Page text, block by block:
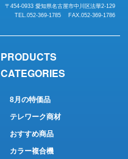
〒454-0933 愛知県名古屋市中川区法華2-129
TEL.052-369-1785 FAX.052-369-1786
PRODUCTS
CATEGORIES
8月の特価品
テレワーク商材
おすすめ商品
カラー複合機